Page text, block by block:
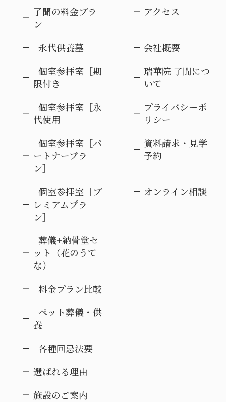
了聞の料金プラ
ン
永代供養墓
個室参拝室［期
限付き］
個室参拝室［永
代使用］
個室参拝室［パ
ートナープラ
ン］
個室参拝室［プ
レミアムプラ
ン］
葬儀+納骨堂セ
ット（花のうて
な）
料金プラン比較
ペット葬儀・供
養
各種回忌法要
選ばれる理由
施設のご案内
アクセス
会社概要
瑞華院 了聞につ
いて
プライバシーポ
リシー
資料請求・見学
予約
オンライン相談